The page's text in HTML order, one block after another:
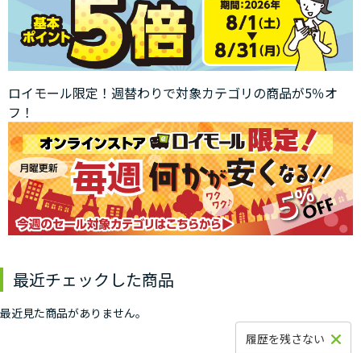
ロイモール限定！週替わりで対象カテゴリの商品が5％オ
フ！
最近チェックした商品
最近見た商品がありません。
履歴を残さない